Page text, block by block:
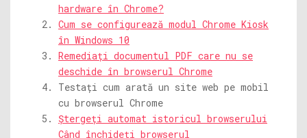
hardware în Chrome?
Cum se configurează modul Chrome Kiosk
în Windows 10
Remediați documentul PDF care nu se
deschide în browserul Chrome
Testați cum arată un site web pe mobil
cu browserul Chrome
Ștergeți automat istoricul browserului
Când închideți browserul